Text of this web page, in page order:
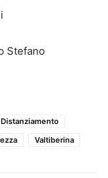
Stefano
Distanziamento
Valtiberina